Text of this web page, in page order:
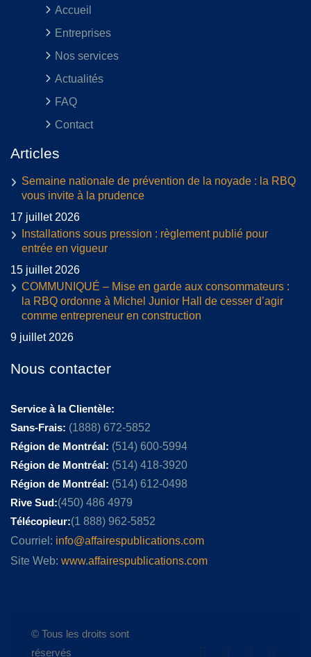
Accueil
Entreprises
Nos services
Actualités
FAQ
Contact
Articles
Semaine nationale de prévention de la noyade : la RBQ
vous invite à la prudence
17 juillet 2026
Installations sous pression : règlement publié pour
entrée en vigueur
15 juillet 2026
COMMUNIQUÉ – Mise en garde aux consommateurs :
la RBQ ordonne à Michel Junior Hall de cesser d’agir
comme entrepreneur en construction
9 juillet 2026
Nous contacter
Service à la Clientèle:
Sans-Frais: (1888) 672-5852
Région de Montréal: (514) 600-5994
Région de Montréal: (514) 418-3920
Région de Montréal: (514) 612-0498
Rive Sud:(450) 486 4979
Télécopieur:(1 888) 962-5852
Courriel: info@affairespublications.com
Site Web: www.affairespublications.com
© Tous les droits sont
réservés